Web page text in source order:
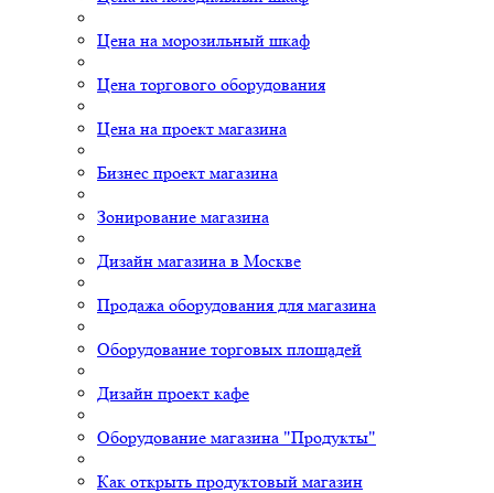
Цена на морозильный шкаф
Цена торгового оборудования
Цена на проект магазина
Бизнес проект магазина
Зонирование магазина
Дизайн магазина в Москве
Продажа оборудования для магазина
Оборудование торговых площадей
Дизайн проект кафе
Оборудование магазина "Продукты"
Как открыть продуктовый магазин